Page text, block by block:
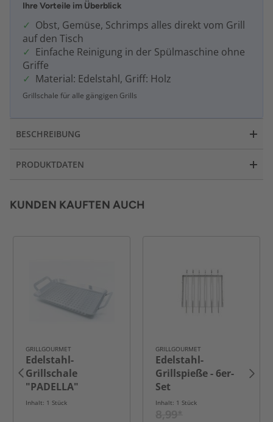
Ihre Vorteile im Überblick
Obst, Gemüse, Schrimps alles direkt vom Grill
auf den Tisch
Einfache Reinigung in der Spülmaschine ohne
Griffe
Material: Edelstahl, Griff: Holz
Grillschale für alle gängigen Grills
BESCHREIBUNG
PRODUKTDATEN
KUNDEN KAUFTEN AUCH
GRILLGOURMET
Edelstahl-
Grillschale
"PADELLA"
Inhalt: 1 Stück
GRILLGOURMET
Edelstahl-
Grillspieße - 6er-
Set
Inhalt: 1 Stück